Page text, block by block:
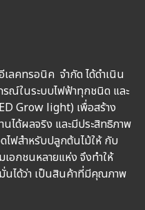
คทรอนิค จำกัด ได้ดำเนิน
ณ์ในระบบไฟฟ้าทุกชนิด และ
Grow light) เพื่อสร้าง
นได้ผลจริง และมีประสิทธิภาพ
ไฟสำหรับปลูกต้นไม้ให้ กับ
เอกชนหลายแห่ง จึงทำให้
นได้ว่า เป็นสินค้าที่มีคุณภาพ